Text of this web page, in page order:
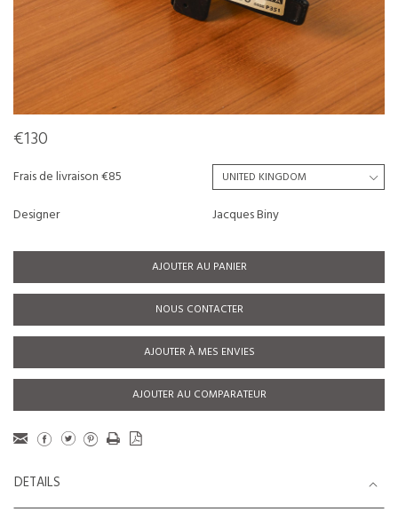
€130
Frais de livraison €85
Designer
Jacques Biny
AJOUTER AU PANIER
NOUS CONTACTER
AJOUTER À MES ENVIES
AJOUTER AU COMPARATEUR
DETAILS